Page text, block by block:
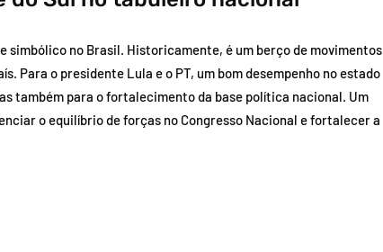
simbólico no Brasil. Historicamente, é um berço de movimentos
Para o presidente Lula e o PT, um bom desempenho no estado
também para o fortalecimento da base política nacional. Um
o equilíbrio de forças no Congresso Nacional e fortalecer a